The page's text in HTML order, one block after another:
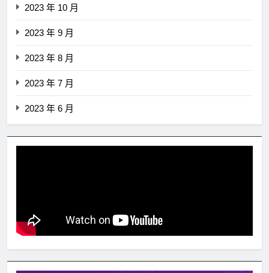
2023 年 10 月
2023 年 9 月
2023 年 8 月
2023 年 7 月
2023 年 6 月